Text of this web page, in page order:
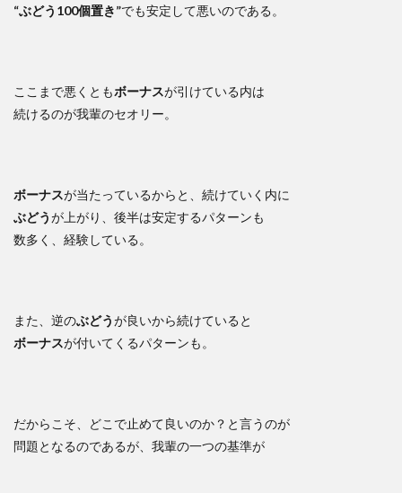
“ぶどう100個置き”でも安定して悪いのである。
ここまで悪くともボーナスが引けている内は
続けるのが我輩のセオリー。
ボーナスが当たっているからと、続けていく内に
ぶどうが上がり、後半は安定するパターンも
数多く、経験している。
また、逆のぶどうが良いから続けていると
ボーナスが付いてくるパターンも。
だからこそ、どこで止めて良いのか？と言うのが
問題となるのであるが、我輩の一つの基準が